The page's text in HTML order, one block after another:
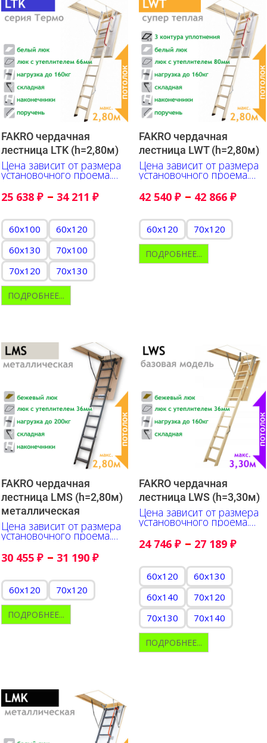
FAKRO чердачная
лестница LTK (h=2,80м)
Цена зависит от размера
установочного проема.
25 638 ₽ – 34 211 ₽
60x100
60x120
60x130
70x100
70x120
70x130
ПОДРОБНЕЕ...
FAKRO чердачная
лестница LWT (h=2,80м)
Цена зависит от размера
установочного проема.
42 540 ₽ – 42 866 ₽
60x120 70x120
ПОДРОБНЕЕ...
FAKRO чердачная
лестница LMS (h=2,80м)
металлическая
Цена зависит от размера
установочного проема.
Указано в сантиметрах
30 455 ₽ – 31 190 ₽
60x120 70x120
ПОДРОБНЕЕ...
FAKRO чердачная
лестница LWS (h=3,30м)
Цена зависит от размера
установочного проема.
Указано в сантиметрах
24 746 ₽ – 27 189 ₽
60x120
60x130
60x140
70x120
70x130
70x140
ПОДРОБНЕЕ...